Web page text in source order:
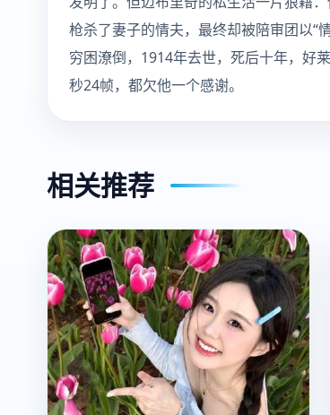
枪杀了妻子的情夫，最终却被陪审团以“
穷困潦倒，1914年去世，死后十年，好
秒24帧，都欠他一个感谢。
相关推荐